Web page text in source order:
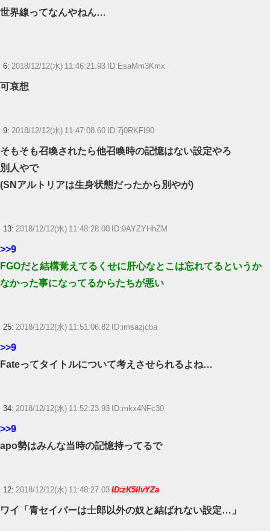
世界線ってなんやねん…
6: 2018/12/12(水) 11:46:21.93 ID:EsaMm3Kmx
可哀想
9: 2018/12/12(水) 11:47:08.60 ID:7j0RKFI90
そもそも召喚されたら他召喚時の記憶はない設定やろ
別人やで
(SNアルトリアは生身状態だったから別やが)
13: 2018/12/12(水) 11:48:28.00 ID:9AYZYHhZM
>>9
FGOだと結構覚えてるくせに肝心なとこは忘れてるというか
なかった事になってるからたちが悪い
25: 2018/12/12(水) 11:51:06.82 ID:imsazjcba
>>9
Fateってタイトルについて考えさせられるよね…
34: 2018/12/12(水) 11:52:23.93 ID:mkx4NFc30
>>9
apo勢はみんな当時の記憶持ってるで
12: 2018/12/12(水) 11:48:27.03 ID:zK5lIvYZa
ワイ「青セイバーは士郎以外の奴と結ばれない設定…」